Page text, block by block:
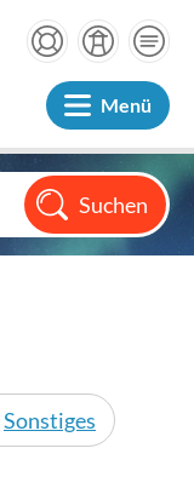
Menü
Sonstiges